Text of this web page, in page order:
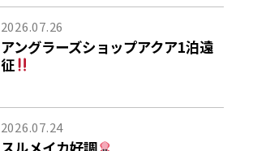
2026.07.26
アングラーズショップアクア1泊遠
征
2026.07.24